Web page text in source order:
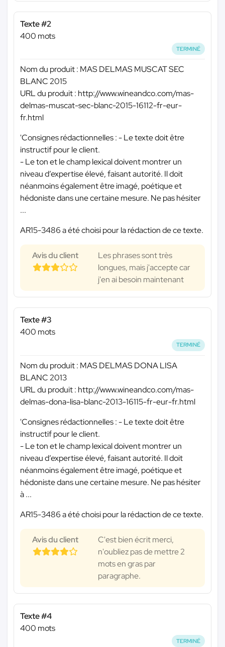
Texte #2
400 mots
TERMINÉ
Nom du produit : MAS DELMAS MUSCAT SEC
BLANC 2015
URL du produit : http://www.wineandco.com/mas-
delmas-muscat-sec-blanc-2015-16112-fr-eur-
fr.html
'Consignes rédactionnelles : - Le texte doit être
instructif pour le client.
- Le ton et le champ lexical doivent montrer un
niveau d’expertise élevé, faisant autorité. Il doit
néanmoins également être imagé, poétique et
hédoniste dans une certaine mesure. Ne pas hésiter
...
AR15-3486 a été choisi pour la rédaction de ce texte.
Avis du client
Les phrases sont très
longues, mais j'accepte car
j'en ai besoin maintenant
Texte #3
400 mots
TERMINÉ
Nom du produit : MAS DELMAS DONA LISA
BLANC 2013
URL du produit : http://www.wineandco.com/mas-
delmas-dona-lisa-blanc-2013-16115-fr-eur-fr.html
'Consignes rédactionnelles : - Le texte doit être
instructif pour le client.
- Le ton et le champ lexical doivent montrer un
niveau d’expertise élevé, faisant autorité. Il doit
néanmoins également être imagé, poétique et
hédoniste dans une certaine mesure. Ne pas hésiter
à ...
AR15-3486 a été choisi pour la rédaction de ce texte.
Avis du client
C'est bien écrit merci,
n'oubliez pas de mettre 2
mots en gras par
paragraphe.
Texte #4
400 mots
TERMINÉ